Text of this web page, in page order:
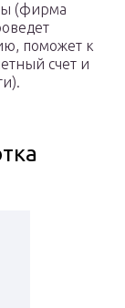
(фирма
поможет к
счет и